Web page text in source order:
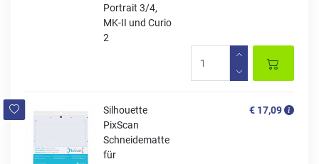
Portrait 3/4,
MK-II und Curio
2
Silhouette
PixScan
Schneidematte
für
€ 17,09